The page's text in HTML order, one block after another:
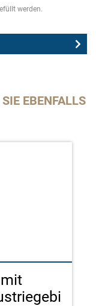
werden.
EBENFALLS